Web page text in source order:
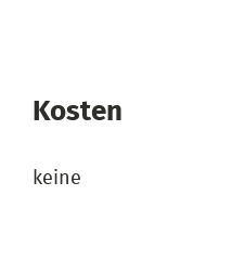
Kosten
keine